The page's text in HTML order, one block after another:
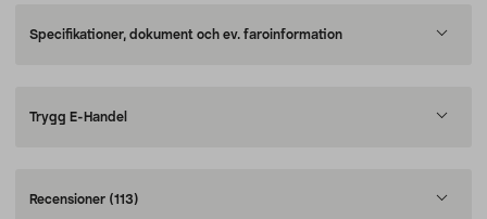
Specifikationer, dokument och ev. faroinformation
Trygg E-Handel
Recensioner (113)